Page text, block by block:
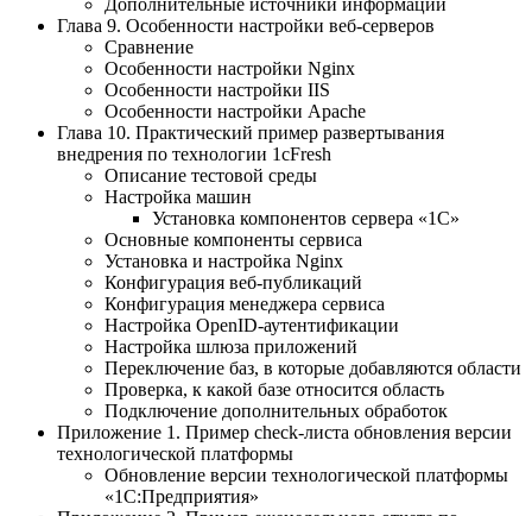
Глава 9. Особенности настройки веб-серверов
Сравнение
Особенности настройки Nginx
Особенности настройки IIS
Особенности настройки Apache
Глава 10. Практический пример развертывания
внедрения по технологии 1cFresh
Описание тестовой среды
Настройка машин
Установка компонентов сервера «1С»
Основные компоненты сервиса
Установка и настройка Nginx
Конфигурация веб-публикаций
Конфигурация менеджера сервиса
Настройка OpenID-аутентификации
Настройка шлюза приложений
Переключение баз, в которые добавляются области
Проверка, к какой базе относится область
Подключение дополнительных обработок
Приложение 1. Пример check-листа обновления версии
технологической платформы
Обновление версии технологической платформы
«1С:Предприятия»